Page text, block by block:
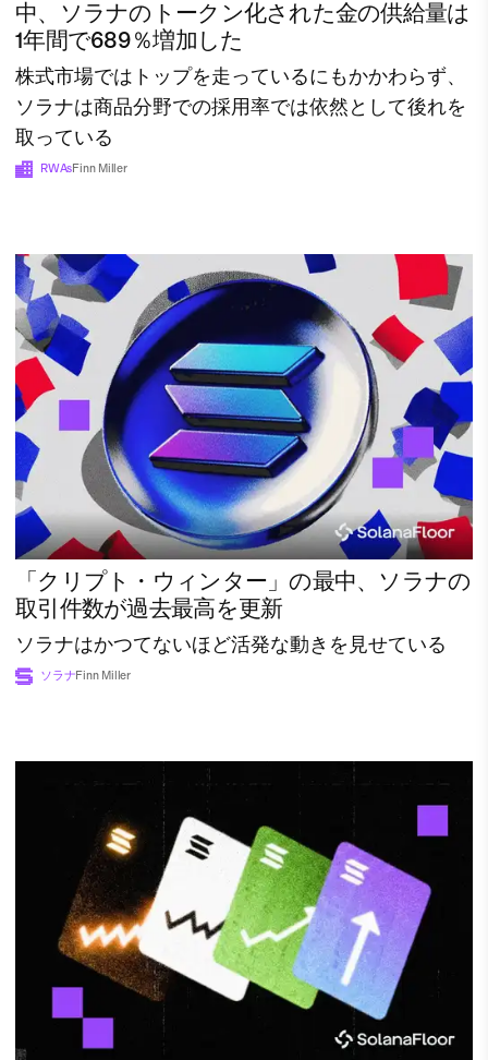
中、ソラナのトークン化された金の供給量は
1年間で689％増加した
株式市場ではトップを走っているにもかかわらず、
ソラナは商品分野での採用率では依然として後れを
取っている
RWAsFinn Miller
「クリプト・ウィンター」の最中、ソラナの
取引件数が過去最高を更新
ソラナはかつてないほど活発な動きを見せている
ソラナFinn Miller